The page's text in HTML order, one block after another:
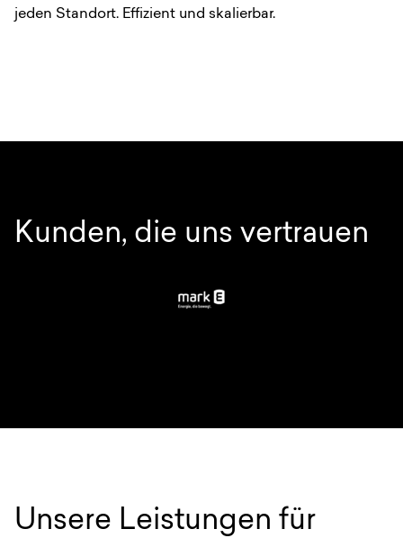
jeden Standort. Effizient und skalierbar.
Kunden, die uns vertrauen
Unsere Leistungen für